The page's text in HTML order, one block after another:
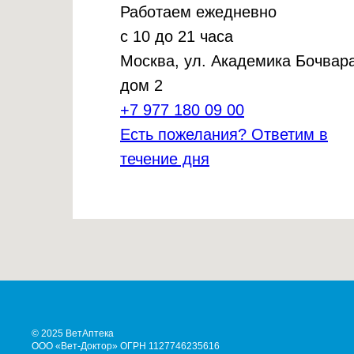
Работаем ежедневно
с 10 до 21 часа
Москва, ул. Академика
дом 2
+7 977 180 09 00
Есть пожелания? Ответим в
течение дня
© 2025 ВетАптека
ООО «Вет-Доктор» ОГРН 1127746235616